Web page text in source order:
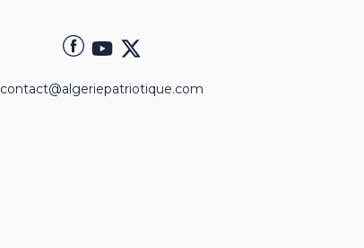
contact@algeriepatriotique.com